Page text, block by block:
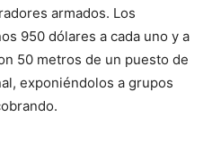
armados. Los
950 dólares a cada uno y a
50 metros de un puesto de
exponiéndolos a grupos